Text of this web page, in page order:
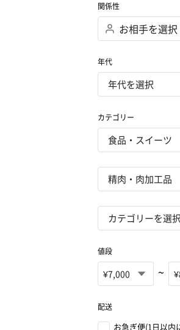
関係性
年代
カテゴリー
値段
~
配送
お急ぎ便(1日以内